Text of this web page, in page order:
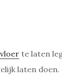
te laten
laten